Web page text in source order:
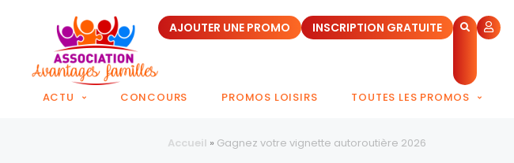
AJOUTER UNE PROMO INSCRIPTION GRATUITE
ACTU CONCOURS PROMOS LOISIRS TOUTES LES PROMOS
Accueil » Gagnez votre vignette autoroutière 2026